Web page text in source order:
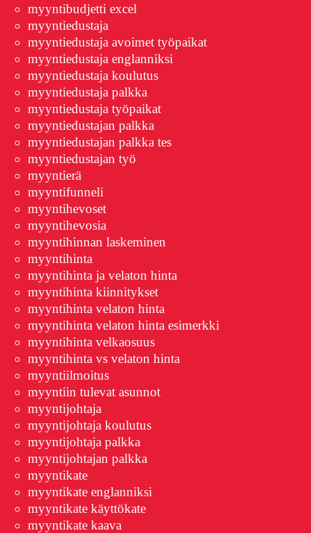
myyntibudjetti excel
myyntiedustaja
myyntiedustaja avoimet työpaikat
myyntiedustaja englanniksi
myyntiedustaja koulutus
myyntiedustaja palkka
myyntiedustaja työpaikat
myyntiedustajan palkka
myyntiedustajan palkka tes
myyntiedustajan työ
myyntierä
myyntifunneli
myyntihevoset
myyntihevosia
myyntihinnan laskeminen
myyntihinta
myyntihinta ja velaton hinta
myyntihinta kiinnitykset
myyntihinta velaton hinta
myyntihinta velaton hinta esimerkki
myyntihinta velkaosuus
myyntihinta vs velaton hinta
myyntiilmoitus
myyntiin tulevat asunnot
myyntijohtaja
myyntijohtaja koulutus
myyntijohtaja palkka
myyntijohtajan palkka
myyntikate
myyntikate englanniksi
myyntikate käyttökate
myyntikate kaava